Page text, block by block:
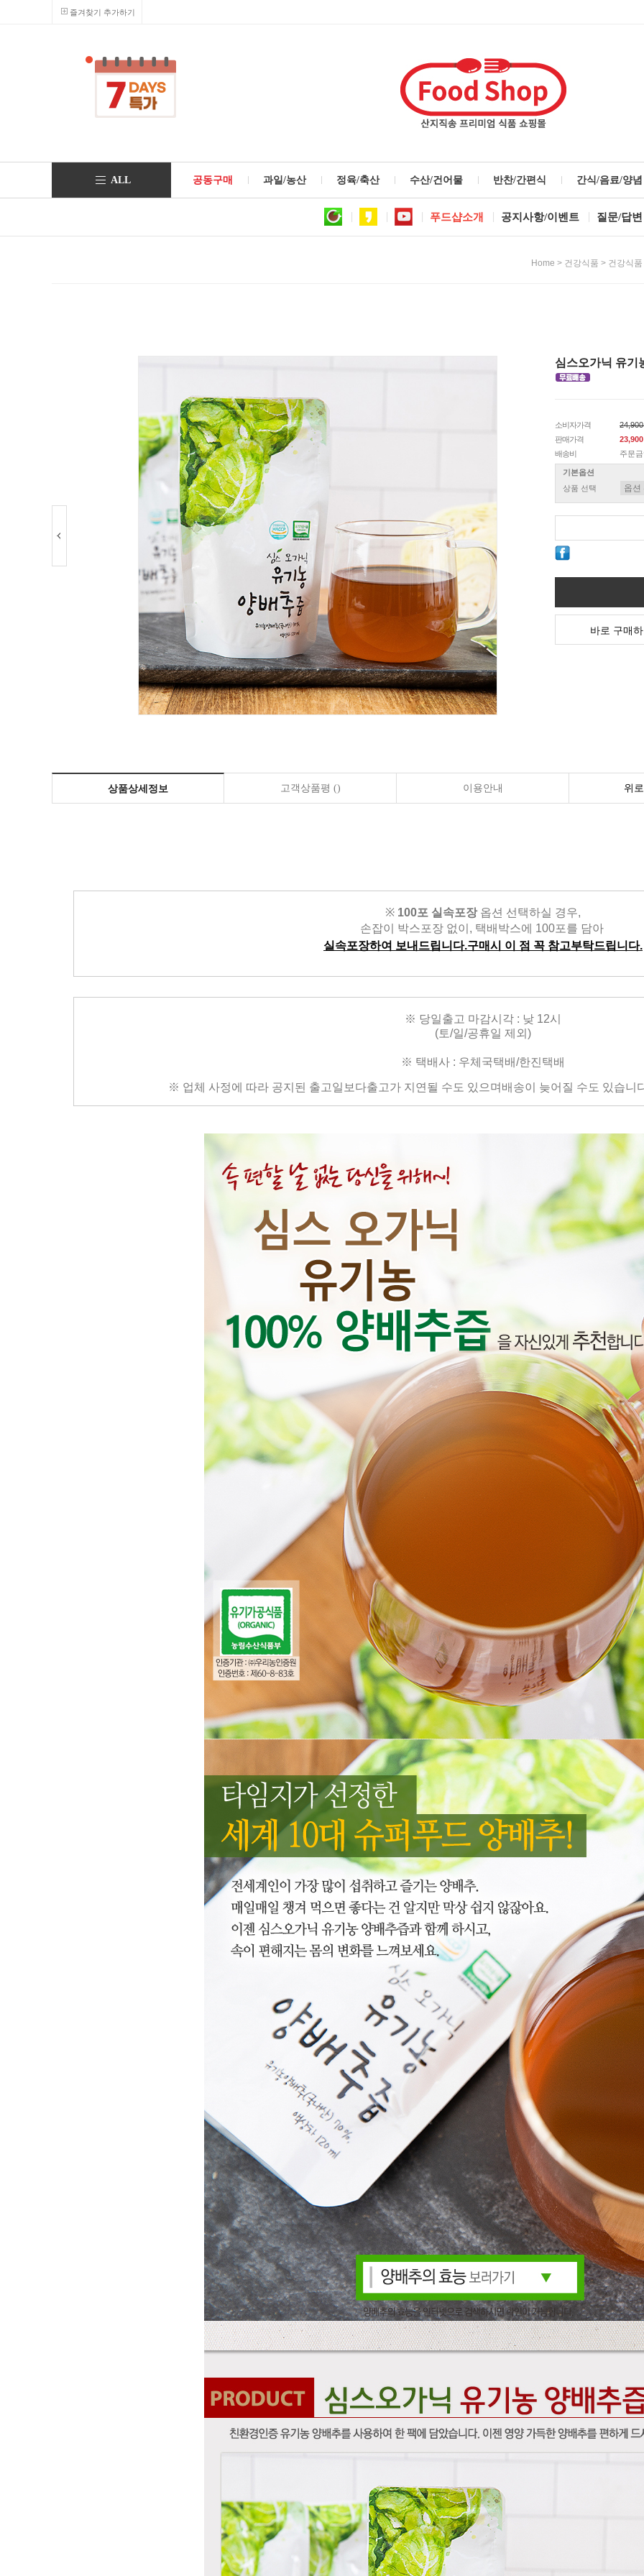
즐겨찾기 추가하기
ALL 공동구매 과일/농산 정육/축산 수산/건어물 반찬/간편식 간식/음료/양념
푸드샵소개 공지사항/이벤트 질문/답변
Home > 건강식품 > 건강식품
심스오가닉 유기
소비자가격
판매가격
배송비
주문
기본옵션
상품 선택
바로 구매
상품상세정보 고객상품평 () 이용안내 위
※ 100포 실속포장옵션 선택하실 경우,
손잡이 박스포장 없이, 택배박스에 100포를 담아
실속포장하여 보내드립니다.구매시 이 점 꼭 참고부탁드립니다.
※ 당일출고 마감시각 : 낮 12시
(토/일/공휴일 제외)
※ 택배사 : 우체국택배/한진택배
※ 업체 사정에 따라 공지된 출고일보다출고가 지연될 수도 있으며 배송이 늦어질 수도 있습니